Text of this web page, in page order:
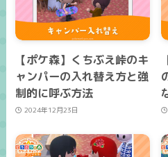
【ポケ森】くちぶえ峠のキ
ャンパーの入れ替え方と強
制的に呼ぶ方法
2024年12月23日